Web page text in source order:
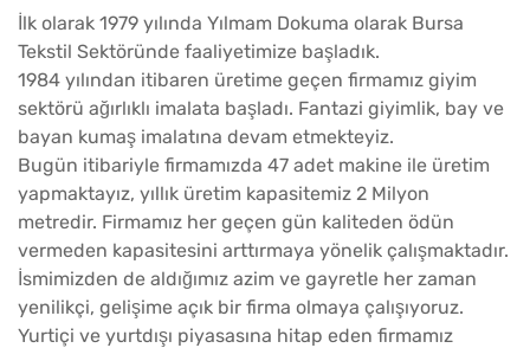
İlk olarak 1979 yılında Yılmam Dokuma olarak Bursa
Tekstil Sektöründe faaliyetimize başladık.
1984 yılından itibaren üretime geçen firmamız giyim
sektörü ağırlıklı imalata başladı. Fantazi giyimlik, bay ve
bayan kumaş imalatına devam etmekteyiz.
Bugün itibariyle firmamızda 47 adet makine ile üretim
yapmaktayız, yıllık üretim kapasitemiz 2 Milyon
metredir. Firmamız her geçen gün kaliteden ödün
vermeden kapasitesini arttırmaya yönelik çalışmaktadır.
İsmimizden de aldığımız azim ve gayretle her zaman
yenilikçi, gelişime açık bir firma olmaya çalışıyoruz.
Yurtiçi ve yurtdışı piyasasına hitap eden firmamız